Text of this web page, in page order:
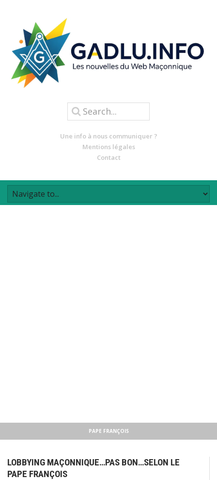
Une info à nous communiquer ?
Mentions légales
Contact
PAPE FRANÇOIS
LOBBYING MAÇONNIQUE…PAS BON…SELON LE
PAPE FRANÇOIS